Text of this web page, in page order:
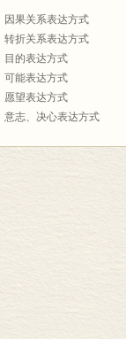
因果关系表达方式
转折关系表达方式
目的表达方式
可能表达方式
愿望表达方式
意志、决心表达方式